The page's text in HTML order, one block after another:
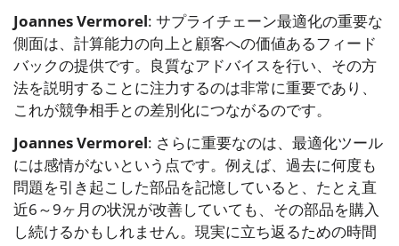
Joannes Vermorel: サプライチェーン最適化の重要な
側面は、計算能力の向上と顧客への価値あるフィード
バックの提供です。良質なアドバイスを行い、その方
法を説明することに注力するのは非常に重要であり、
これが競争相手との差別化につながるのです。
Joannes Vermorel: さらに重要なのは、最適化ツール
には感情がないという点です。例えば、過去に何度も
問題を引き起こした部品を記憶していると、たとえ直
近6～9ヶ月の状況が改善していても、その部品を購入
し続けるかもしれません。現実に立ち返るための時間